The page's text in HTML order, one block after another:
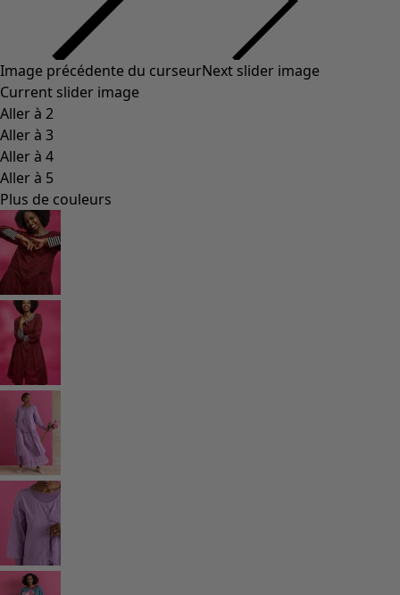
Image précédente du curseurNext slider image
Current slider image
Aller à 2
Aller à 3
Aller à 4
Aller à 5
Plus de couleurs